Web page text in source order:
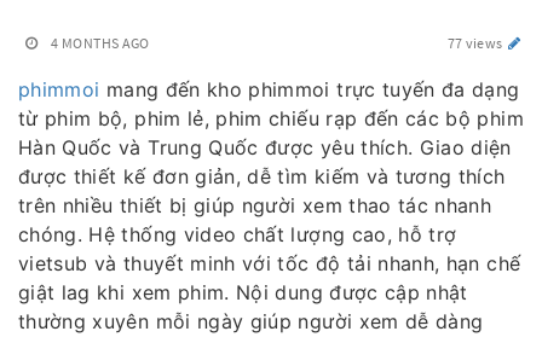
4 MONTHS AGO 77 views
phimmoi mang đến kho phimmoi trực tuyến đa dạng
từ phim bộ, phim lẻ, phim chiếu rạp đến các bộ phim
Hàn Quốc và Trung Quốc được yêu thích. Giao diện
được thiết kế đơn giản, dễ tìm kiếm và tương thích
trên nhiều thiết bị giúp người xem thao tác nhanh
chóng. Hệ thống video chất lượng cao, hỗ trợ
vietsub và thuyết minh với tốc độ tải nhanh, hạn chế
giật lag khi xem phim. Nội dung được cập nhật
thường xuyên mỗi ngày giúp người xem dễ dàng